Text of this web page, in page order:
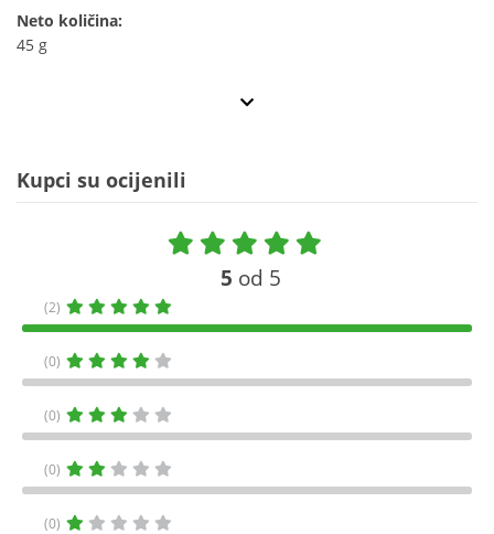
Neto količina:
45 g
Kupci su ocijenili
5 od 5
(2)
(0)
(0)
(0)
(0)